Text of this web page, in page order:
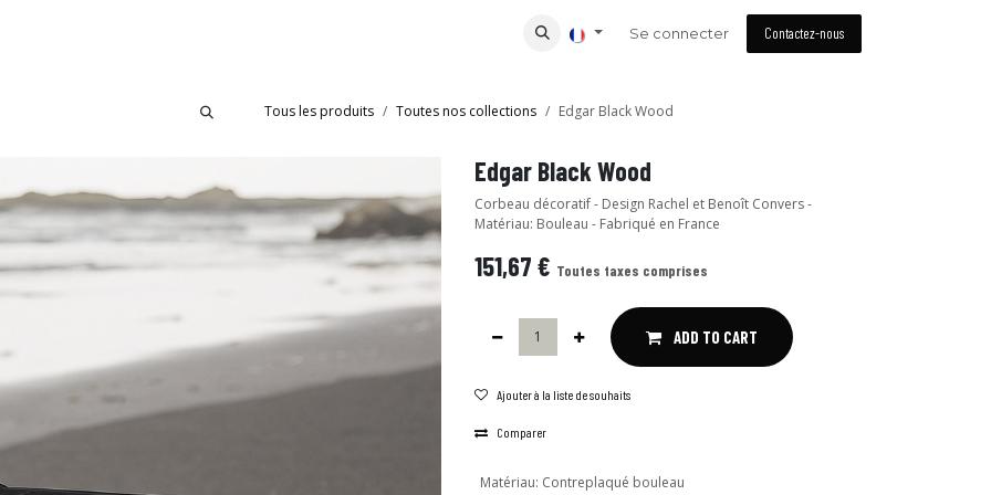
Se connecter Contactez-nous
Tous les produits Toutes nos collections Edgar Black Wood
Edgar Black Wood
Corbeau décoratif - Design Rachel et Benoît Convers -
Matériau: Bouleau - Fabriqué en France
151,67 € Toutes taxes comprises
ADD TO CART
Ajouter à la liste de souhaits
Comparer
Matériau: Contreplaqué bouleau